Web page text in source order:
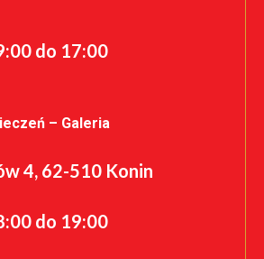
do 17:00
– Galeria
4, 62-510 Konin
do 19:00